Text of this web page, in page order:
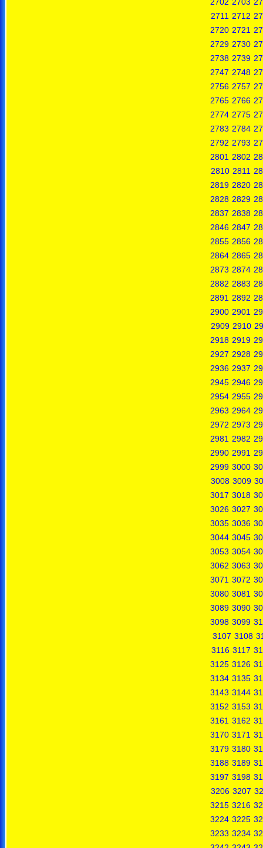
2711 2712
2720 2721
2729 2730
2738 2739
2747 2748
2756 2757
2765 2766
2774 2775
2783 2784
2792 2793
2801 2802
2810 2811
2819 2820
2828 2829
2837 2838
2846 2847
2855 2856
2864 2865
2873 2874
2882 2883
2891 2892
2900 2901
2909 2910
2918 2919
2927 2928
2936 2937
2945 2946
2954 2955
2963 2964
2972 2973
2981 2982
2990 2991
2999 3000
3008 3009
3017 3018
3026 3027
3035 3036
3044 3045
3053 3054
3062 3063
3071 3072
3080 3081
3089 3090
3098 3099
3107 3108
3116 3117
3125 3126
3134 3135
3143 3144
3152 3153
3161 3162
3170 3171
3179 3180
3188 3189
3197 3198
3206 3207
3215 3216
3224 3225
3233 3234